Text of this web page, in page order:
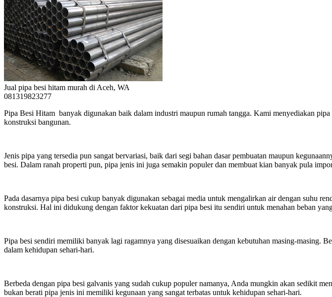
Jual pipa besi hitam murah di Aceh, WA
081319823277
Pipa Besi Hitam banyak digunakan baik dalam industri maupun rumah tangga. Kami menyediakan
konstruksi bangunan.
Jenis pipa yang tersedia pun sangat bervariasi, baik dari segi bahan dasar pembuatan maupun
besi. Dalam ranah properti pun, pipa jenis ini juga semakin populer dan membuat kian banyak pula
Pada dasarnya pipa besi cukup banyak digunakan sebagai media untuk mengalirkan air dengan suhu
konstruksi. Hal ini didukung dengan faktor kekuatan dari pipa besi itu sendiri untuk menahan beban
Pipa besi sendiri memiliki banyak lagi ragamnya yang disesuaikan dengan kebutuhan masing-masing.
dalam kehidupan sehari-hari.
Berbeda dengan pipa besi galvanis yang sudah cukup populer namanya, Anda mungkin akan sedikit
bukan berati pipa jenis ini memiliki kegunaan yang sangat terbatas untuk kehidupan sehari-hari.